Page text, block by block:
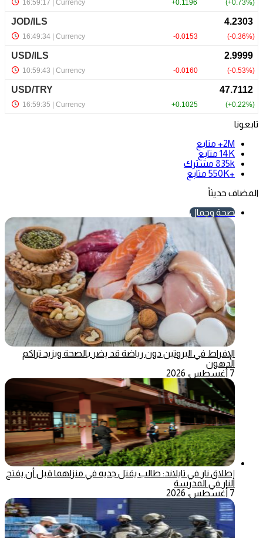
تابعونا
2M+
متابع
14K متابع
835k مشترك
+550K
متابع
المضاف حديثاً
صحة وجمال
الإفراط في البروتين دون رياضة قد يضر بالصحة ويزيد تراكم
الدهون
7 أغسطس، 2026
إطلاق نار في تايلاند: طالب يقتل جديه في منزلهما قبل أن يفتح
النار في المدرسة
7 أغسطس، 2026